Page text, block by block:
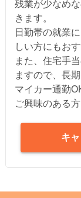
残業が少なめ
きます。
日勤帯の就業
しい方にもお
また、住宅手
ますので、長
マイカー通勤
ご興味のある
キ